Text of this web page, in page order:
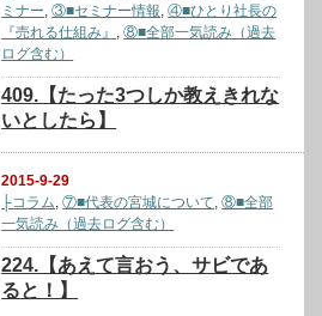
ミナー ,③■セミナー情報 ,④■ひとり社長の
『売れる仕組み』
,⑧■全部一気読み（過去
ログ含む）
409.【たった3つしか教えきれな
いとしたら】
2015-9-29
├コラム ,⑦■代表の宮城について ,⑧■全部
一気読み（過去ログ含む）
224.【あえて言おう、サビであ
ると！】